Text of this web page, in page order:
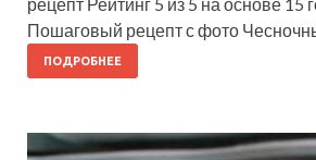
рецепт Рейтинг 5 из 5 на основе 15
Пошаговый рецепт с фото
ПОДРОБНЕЕ